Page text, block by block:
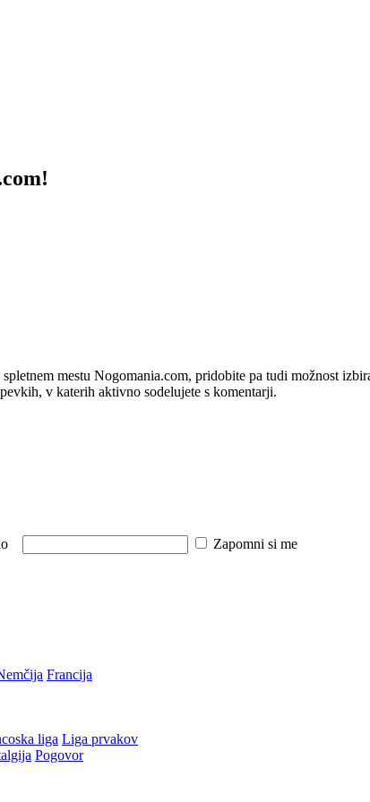
mestu Nogomania.com, pridobite pa tudi možnost
v katerih aktivno sodelujete s komentarji.
Zapomni si me
Francija
liga Liga prvakov
Pogovor